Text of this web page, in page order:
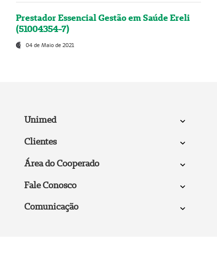
Prestador Essencial Gestão em Saúde Ereli
(51004354-7)
04 de Maio de 2021
Unimed
Clientes
Área do Cooperado
Fale Conosco
Comunicação